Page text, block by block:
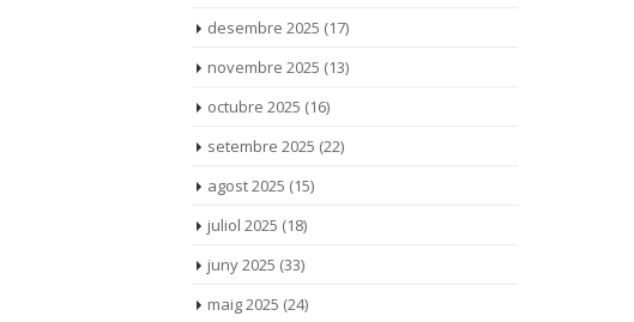
desembre 2025 (17)
novembre 2025 (13)
octubre 2025 (16)
setembre 2025 (22)
agost 2025 (15)
juliol 2025 (18)
juny 2025 (33)
maig 2025 (24)